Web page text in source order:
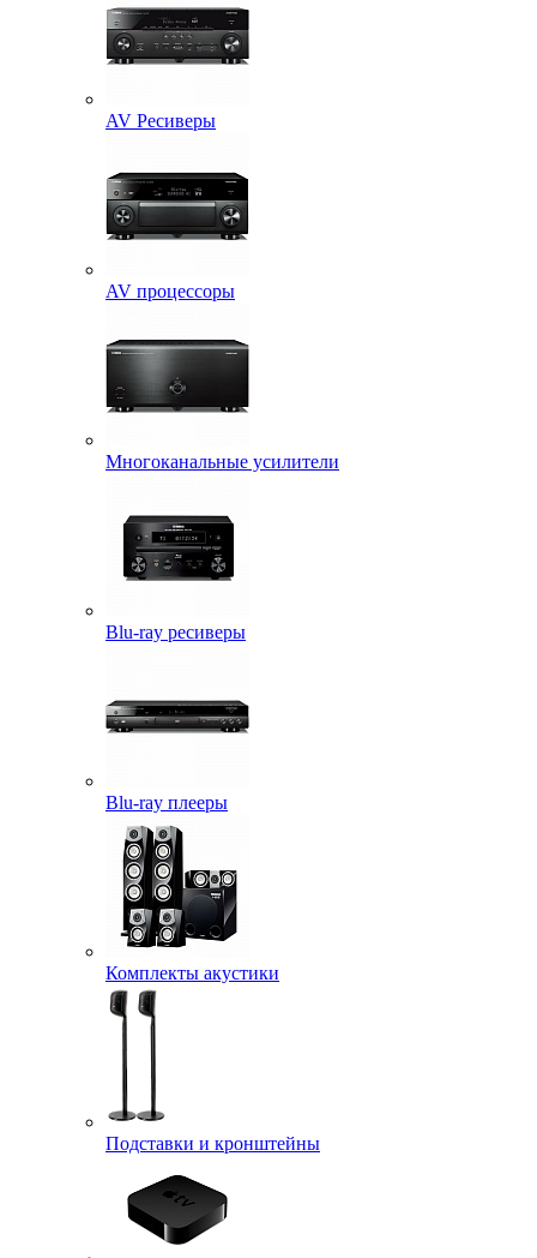
AV Ресиверы
AV процессоры
Многоканальные усилители
Blu-ray ресиверы
Blu-ray плееры
Комплекты акустики
Подставки и кронштейны